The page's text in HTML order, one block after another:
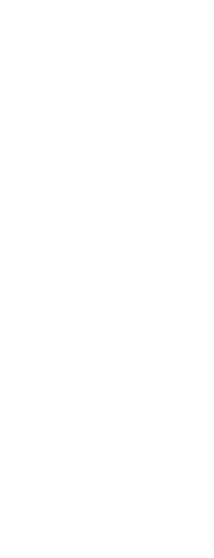
Linalool
ორგანული
გარეშე,